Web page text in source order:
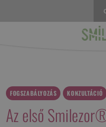
FOGSZABÁLYOZÁS KONZULTÁCIÓ
Az első